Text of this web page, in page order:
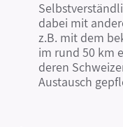
dabei mit
z.B. mit dem
im rund 50 km
deren
Austausch